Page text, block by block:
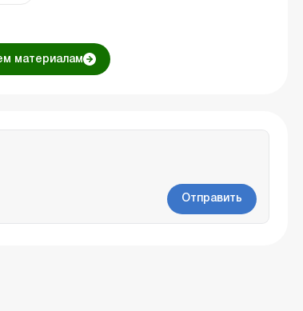
материалам
Отправить